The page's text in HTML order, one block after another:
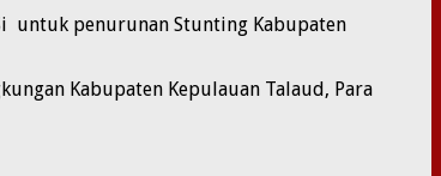
untuk penurunan Stunting Kabupaten
Kabupaten Kepulauan Talaud, Para